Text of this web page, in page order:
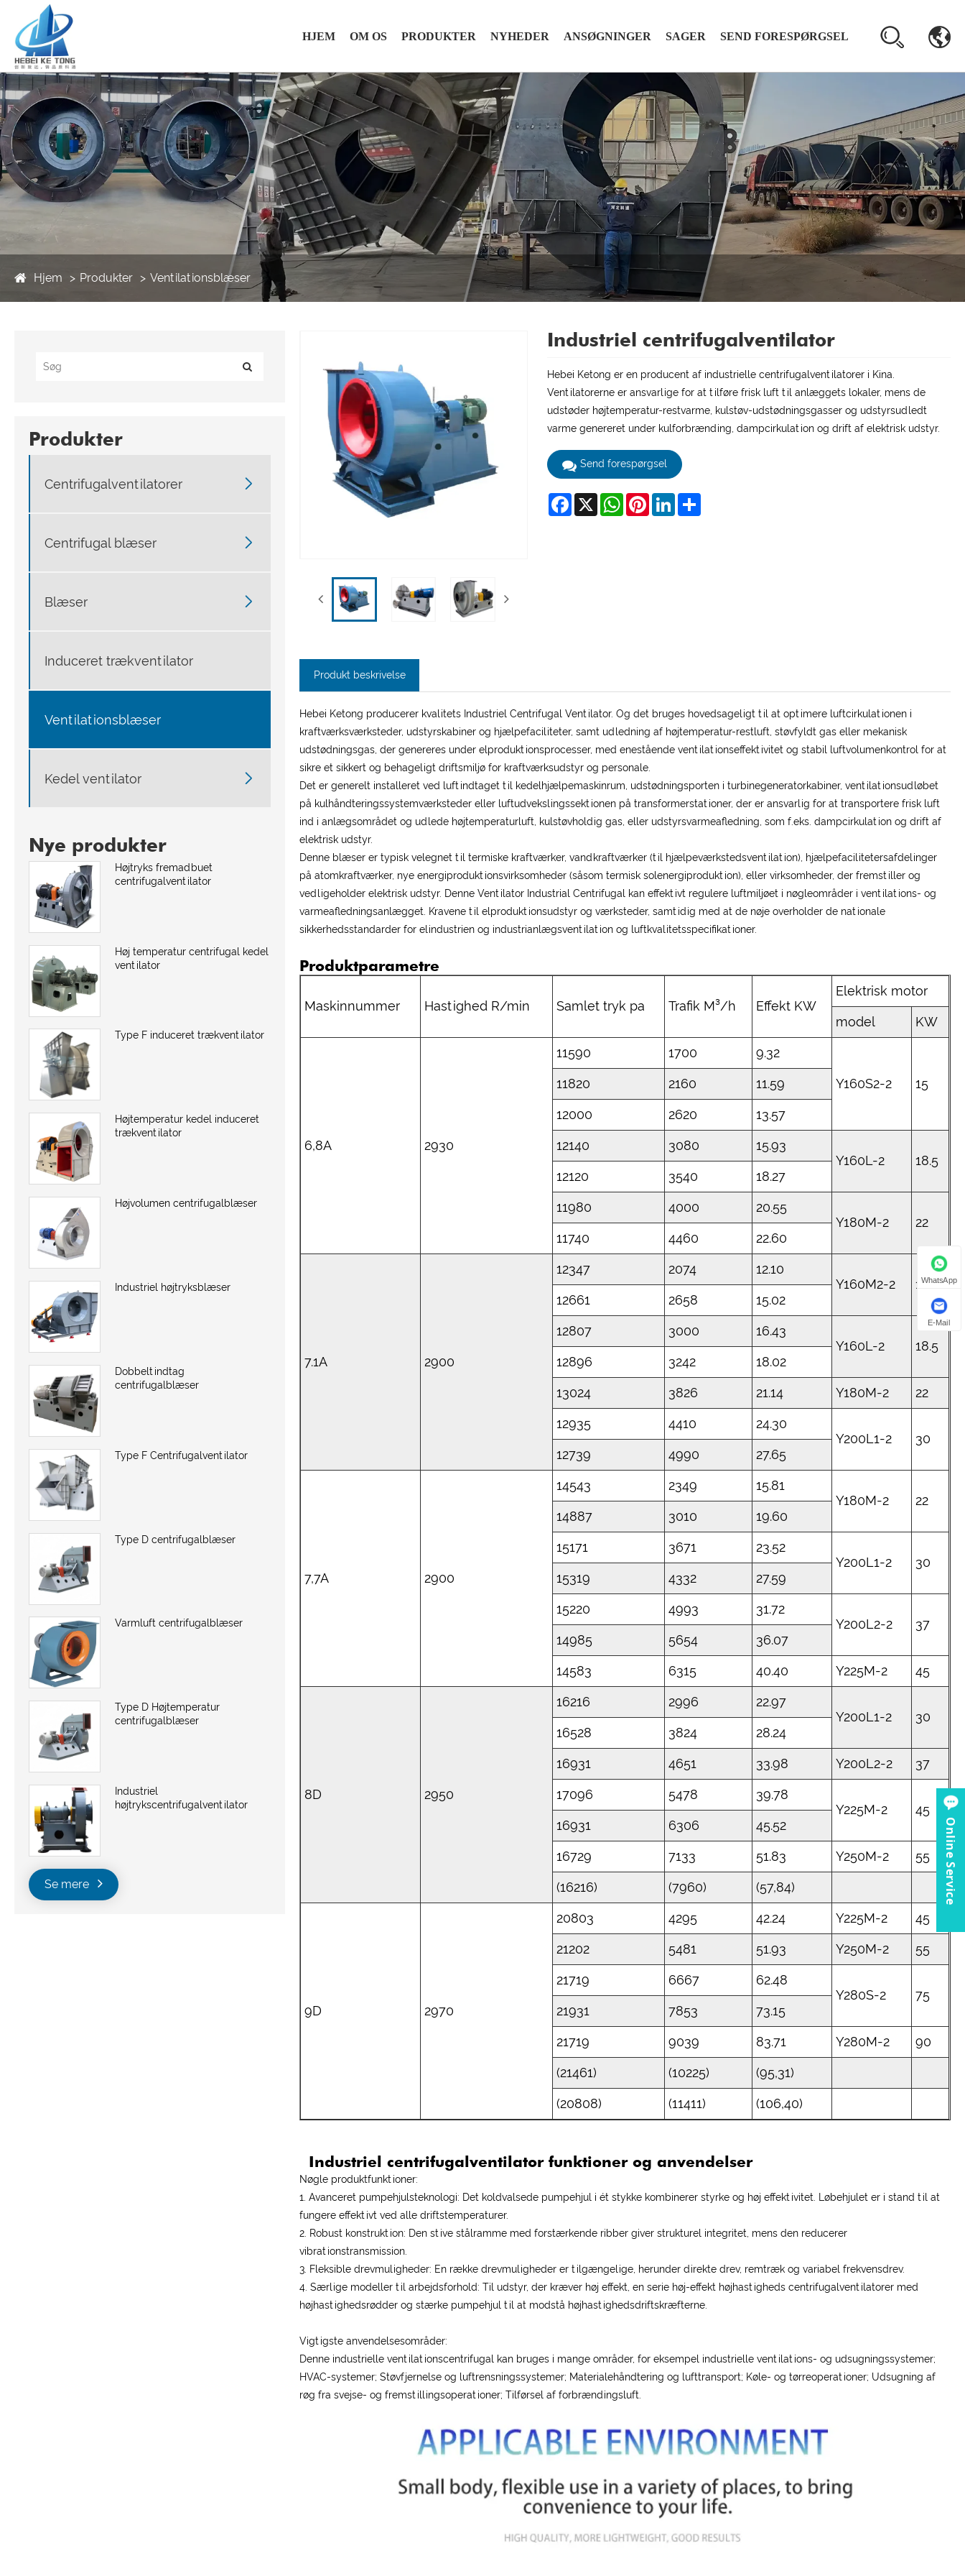
HJEM OM OS PRODUKTER NYHEDER ANSØGNINGER SAGER SEND FORESPØRGSEL
Hjem Produkter Ventilationsblæser
Produkter
Centrifugalventilatorer 
Centrifugal blæser 
Blæser 
Induceret trækventilator
Ventilationsblæser
Kedel ventilator 
Nye produkter
Højtryks fremadbuet
centrifugalventilator
Høj temperatur centrifugal kedel
ventilator
Type F induceret trækventilator
Højtemperatur kedel induceret
trækventilator
Højvolumen centrifugalblæser
Industriel højtryksblæser
Dobbeltindtag
centrifugalblæser
Type F Centrifugalventilator
Type D centrifugalblæser
Varmluft centrifugalblæser
Type D Højtemperatur
centrifugalblæser
Industriel
højtrykscentrifugalventilator
Se mere
Industriel centrifugalventilator
Hebei Ketong er en producent af industrielle centrifugalventilatorer i Kina.
Ventilatorerne er ansvarlige for at tilføre frisk luft til anlæggets lokaler, mens de
udstøder højtemperatur-restvarme, kulstøv-udstødningsgasser og udstyrsudledt
varme genereret under kulforbrænding, dampcirkulation og drift af elektrisk udstyr.
Send forespørgsel
Facebook
X WhatsAppPinterestLinkedInShare
Produkt beskrivelse
Hebei Ketong producerer kvalitets Industriel Centrifugal Ventilator. Og det bruges hovedsageligt til at optimere luftcirkulationen i
kraftværksværksteder, udstyrskabiner og hjælpefaciliteter, samt udledning af højtemperatur-restluft, støvfyldt gas eller mekanisk
udstødningsgas, der genereres under elproduktionsprocesser, med enestående ventilationseffektivitet og stabil luftvolumenkontrol for at
sikre et sikkert og behageligt driftsmiljø for kraftværksudstyr og personale.
Det er generelt installeret ved luftindtaget til kedelhjælpemaskinrum, udstødningsporten i turbinegeneratorkabiner, ventilationsudløbet
på kulhåndteringssystemværksteder eller luftudvekslingssektionen på transformerstationer, der er ansvarlig for at transportere frisk luft
ind i anlægsområdet og udlede højtemperaturluft, kulstøvholdig gas, eller udstyrsvarmeafledning, som f.eks. dampcirkulation og drift af
elektrisk udstyr.
Denne blæser er typisk velegnet til termiske kraftværker, vandkraftværker (til hjælpeværkstedsventilation), hjælpefacilitetersafdelinger
på atomkraftværker, nye energiproduktionsvirksomheder (såsom termisk solenergiproduktion), eller virksomheder, der fremstiller og
vedligeholder elektrisk udstyr. Denne Ventilator Industrial Centrifugal kan effektivt regulere luftmiljøet i nøgleområder i ventilations- og
varmeafledningsanlægget. Kravene til elproduktionsudstyr og værksteder, samtidig med at de nøje overholder de nationale
sikkerhedsstandarder for elindustrien og industrianlægsventilation og luftkvalitetsspecifikationer.
Produktparametre
Maskinnummer Hastighed R/min Samlet tryk pa Trafik M³/h Effekt KW
Elektrisk motor
model KW
6,8A 2930
11590 1700 9.32
Y160S2-2 15
11820 2160 11.59
12000 2620 13.57
12140 3080
15.93
Y160L-2
18.5
12120
3540 18.27
11980 4000
20.55
Y180M-2
22
11740
4460 22.60
7.1A 2900
12347 2074
12.10
Y160M2-2
15
12661
2658 15.02
12807 3000
16.43
Y160L-2
18.5
12896
3242 18.02
13024 3826 21.14 Y180M-2 22
12935 4410
24.30
Y200L1-2
30
12739
4990 27.65
7,7A 2900
14543 2349
15.81
Y180M-2
22
14887
3010 19.60
15171 3671
23.52
Y200L1-2
30
15319
4332 27.59
15220 4993
31.72
Y200L2-2
37
14985
5654 36.07
14583 6315 40.40 Y225M-2 45
8D 2950
16216 2996
22.97
Y200L1-2
30
16528
3824 28.24
16931 4651 33.98 Y200L2-2 37
17096 5478
39.78
Y225M-2
45
16931
6306 45.52
16729 7133 51.83 Y250M-2 55
(16216) (7960) (57,84)
9D 2970
20803 4295 42.24 Y225M-2 45
21202 5481 51.93 Y250M-2 55
21719 6667
62.48
Y280S-2
75
21931
7853 73.15
21719 9039 83.71 Y280M-2 90
(21461) (10225) (95,31)
(20808) (11411) (106,40)
Industriel centrifugalventilator funktioner og anvendelser
Nøgle produktfunktioner:
1. Avanceret pumpehjulsteknologi: Det koldvalsede pumpehjul i ét stykke kombinerer styrke og høj effektivitet. Løbehjulet er i stand til at
fungere effektivt ved alle driftstemperaturer.
2. Robust konstruktion: Den stive stålramme med forstærkende ribber giver strukturel integritet, mens den reducerer
vibrationstransmission.
3. Fleksible drevmuligheder: En række drevmuligheder er tilgængelige, herunder direkte drev, remtræk og variabel frekvensdrev.
4. Særlige modeller til arbejdsforhold: Til udstyr, der kræver høj effekt, en serie høj-effekt højhastigheds centrifugalventilatorer med
højhastighedsrødder og stærke pumpehjul til at modstå højhastighedsdriftskræfterne.
Vigtigste anvendelsesområder:
Denne industrielle ventilationscentrifugal kan bruges i mange områder, for eksempel industrielle ventilations- og udsugningssystemer;
HVAC-systemer; Støvfjernelse og luftrensningssystemer; Materialehåndtering og lufttransport; Køle- og tørreoperationer; Udsugning af
røg fra svejse- og fremstillingsoperationer; Tilførsel af forbrændingsluft.
WhatsApp
E-Mail
Online Service